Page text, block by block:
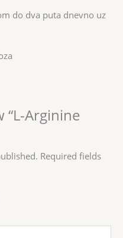
do dva puta dnevno uz
“L-Arginine
Required fields